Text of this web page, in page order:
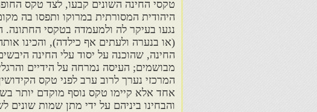
טקסי החינה השונים קבעו, לצד טקס
היהודית המסורתית במרוקו ותפסו בה
נגעו בעיקר לה ולמעמדה בטקסי החתונה.
(או בנערה ולעתים אף כילדה), והכינו
החינה, שהוכנה על יסוד עלי החינה
מבושמים; העיסה נמרחה על הידיים
המרכזי נערך לרוב ערב לפני טקס
אחד אלא קיימו טקס נוסף מוקדם יותר
והבחינו ביניהם על ידי מתן שמות שונים